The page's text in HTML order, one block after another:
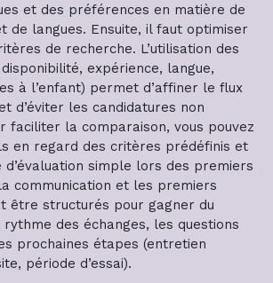
et des préférences en matière de
de langues. Ensuite, il faut optimiser
de recherche. L’utilisation des
expérience, langue,
à l’enfant) permet d’affiner le flux
d’éviter les candidatures non
faciliter la comparaison, vous pouvez
en regard des critères prédéfinis et
simple lors des premiers
communication et les premiers
être structurés pour gagner du
des échanges, les questions
prochaines étapes (entretien
période d’essai).